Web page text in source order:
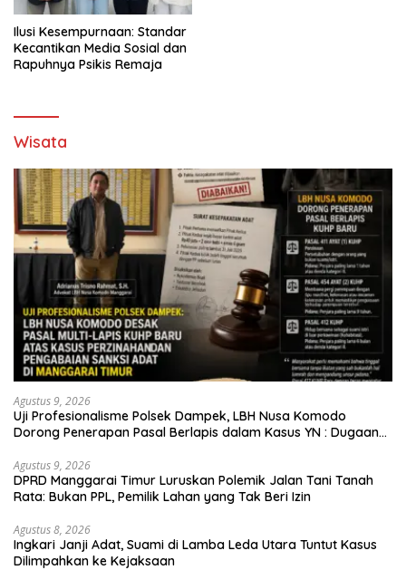
Ilusi Kesempurnaan: Standar
Kecantikan Media Sosial dan
Rapuhnya Psikis Remaja
Wisata
Agustus 9, 2026
Uji Profesionalisme Polsek Dampek, LBH Nusa Komodo
Dorong Penerapan Pasal Berlapis dalam Kasus YN : Dugaan
Agustus 9, 2026
DPRD Manggarai Timur Luruskan Polemik Jalan Tani Tanah
Rata: Bukan PPL, Pemilik Lahan yang Tak Beri Izin
Agustus 8, 2026
Ingkari Janji Adat, Suami di Lamba Leda Utara Tuntut Kasus
Dilimpahkan ke Kejaksaan